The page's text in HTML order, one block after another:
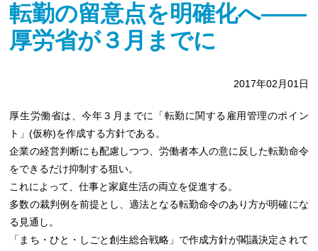
転勤の留意点を明確化へ――
厚労省が３月までに
2017年02月01日
厚生労働省は、今年３月までに「転勤に関する雇用管理のポイン
ト」(仮称)を作成する方針である。
企業の経営判断にも配慮しつつ、労働者本人の意に反した転勤命令
をできるだけ抑制する狙い。
これによって、仕事と家庭生活の両立を促進する。
多数の裁判例を前提とし、適法となる転勤命令のあり方が明確にな
る見通し。
「まち・ひと・しごと創生総合戦略」で作成方針が閣議決定されて